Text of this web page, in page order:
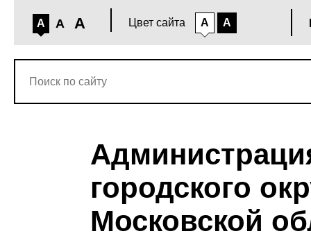
A A A Цвет сайта A A
городского
Московской